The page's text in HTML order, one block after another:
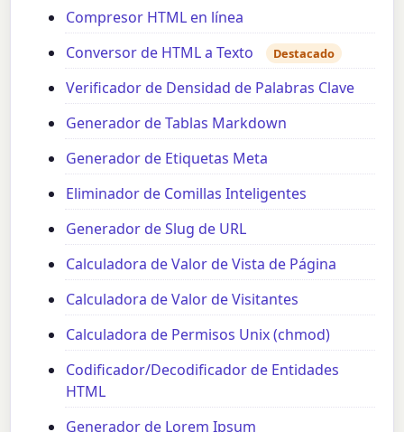
Compresor HTML en línea
Conversor de HTML a Texto
Destacado
Verificador de Densidad de Palabras Clave
Generador de Tablas Markdown
Generador de Etiquetas Meta
Eliminador de Comillas Inteligentes
Generador de Slug de URL
Calculadora de Valor de Vista de Página
Calculadora de Valor de Visitantes
Calculadora de Permisos Unix (chmod)
Codificador/Decodificador de Entidades
HTML
Generador de Lorem Ipsum